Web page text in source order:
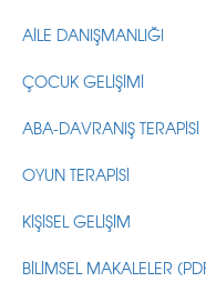
AİLE DANIŞMANLIĞI
ÇOCUK GELİŞİMİ
ABA-DAVRANIŞ TERAPİSİ
OYUN TERAPİSİ
KİŞİSEL GELİŞİM
BİLİMSEL MAKALELER